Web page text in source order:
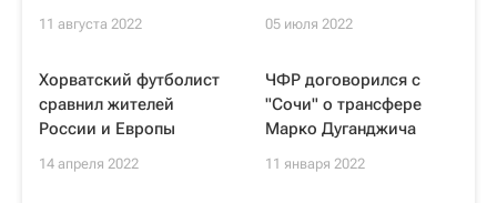
11 августа 2022 05 июля 2022
Хорватский футболист
сравнил жителей
России и Европы
14 апреля 2022
ЧФР договорился с
"Сочи" о трансфере
Марко Дуганджича
11 января 2022